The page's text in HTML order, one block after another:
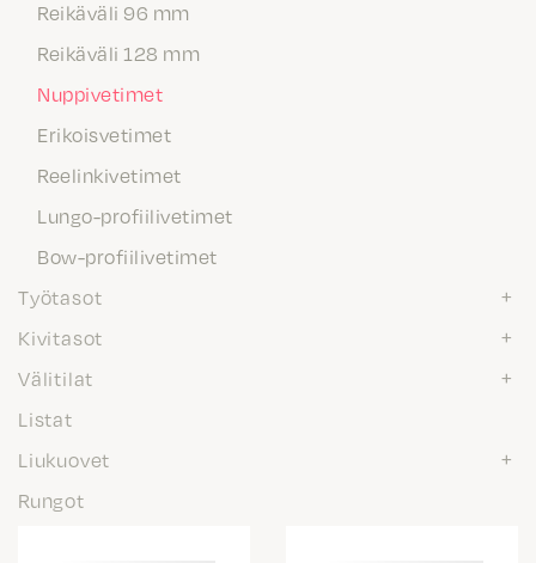
Reikäväli 96 mm
Reikäväli 128 mm
Nuppivetimet
Erikoisvetimet
Reelinkivetimet
Lungo-profiilivetimet
Bow-profiilivetimet
Työtasot
Kivitasot
Välitilat
Listat
Liukuovet
Rungot